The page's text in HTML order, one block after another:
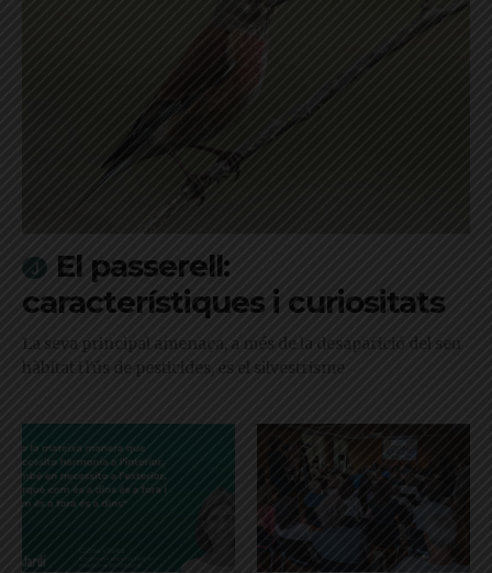
El passerell:
característiques i curiositats
La seva principal amenaça, a més de la desaparició del seu
hàbitat i l'ús de pesticides, és el silvestrisme